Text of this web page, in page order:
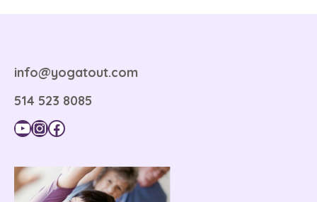
info@yogatout.com
514 523 8085
YouTube
Instagram
Facebook